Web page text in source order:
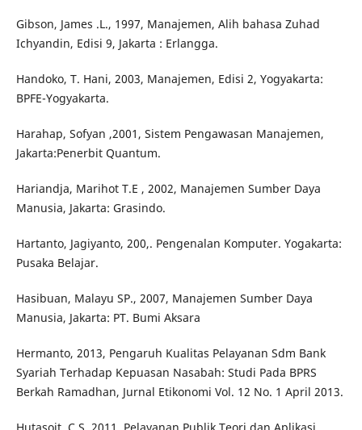
Gibson, James .L., 1997, Manajemen, Alih bahasa Zuhad
Ichyandin, Edisi 9, Jakarta : Erlangga.
Handoko, T. Hani, 2003, Manajemen, Edisi 2, Yogyakarta:
BPFE-Yogyakarta.
Harahap, Sofyan ,2001, Sistem Pengawasan Manajemen,
Jakarta:Penerbit Quantum.
Hariandja, Marihot T.E , 2002, Manajemen Sumber Daya
Manusia, Jakarta: Grasindo.
Hartanto, Jagiyanto, 200,. Pengenalan Komputer. Yogakarta:
Pusaka Belajar.
Hasibuan, Malayu SP., 2007, Manajemen Sumber Daya
Manusia, Jakarta: PT. Bumi Aksara
Hermanto, 2013, Pengaruh Kualitas Pelayanan Sdm Bank
Syariah Terhadap Kepuasan Nasabah: Studi Pada BPRS
Berkah Ramadhan, Jurnal Etikonomi Vol. 12 No. 1 April 2013.